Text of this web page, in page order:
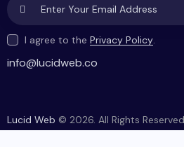
I agree to the Privacy Policy.
info@lucidweb.co
Lucid Web © 2026. All Rights